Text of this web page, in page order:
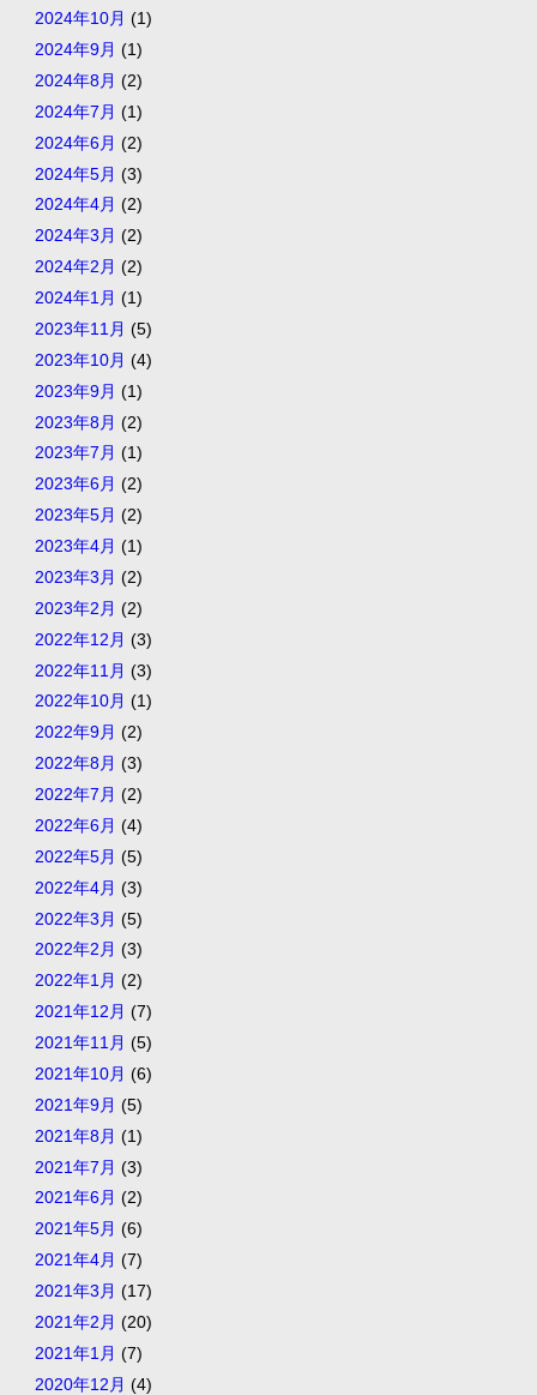
2024年10月 (1)
2024年9月 (1)
2024年8月 (2)
2024年7月 (1)
2024年6月 (2)
2024年5月 (3)
2024年4月 (2)
2024年3月 (2)
2024年2月 (2)
2024年1月 (1)
2023年11月 (5)
2023年10月 (4)
2023年9月 (1)
2023年8月 (2)
2023年7月 (1)
2023年6月 (2)
2023年5月 (2)
2023年4月 (1)
2023年3月 (2)
2023年2月 (2)
2022年12月 (3)
2022年11月 (3)
2022年10月 (1)
2022年9月 (2)
2022年8月 (3)
2022年7月 (2)
2022年6月 (4)
2022年5月 (5)
2022年4月 (3)
2022年3月 (5)
2022年2月 (3)
2022年1月 (2)
2021年12月 (7)
2021年11月 (5)
2021年10月 (6)
2021年9月 (5)
2021年8月 (1)
2021年7月 (3)
2021年6月 (2)
2021年5月 (6)
2021年4月 (7)
2021年3月 (17)
2021年2月 (20)
2021年1月 (7)
2020年12月 (4)